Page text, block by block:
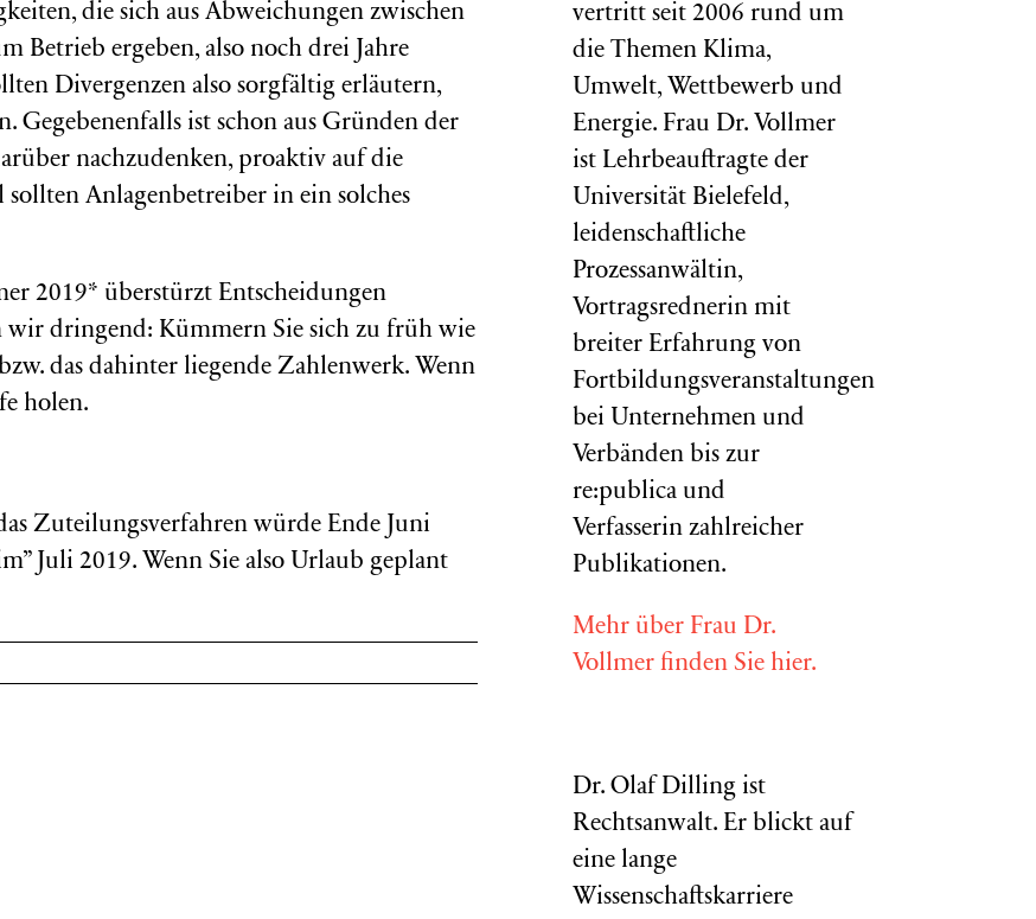
die sich aus Abweichungen zwischen
ergeben, also noch drei Jahre
Divergenzen also sorgfältig erläutern,
Gegebenenfalls ist schon aus Gründen der
nachzudenken, proaktiv auf die
Anlagenbetreiber in ein solches
2019* überstürzt Entscheidungen
wir dringend: Kümmern Sie sich zu früh wie
das dahinter liegende Zahlenwerk. Wenn
holen.
Zuteilungsverfahren würde Ende Juni
Juli 2019. Wenn Sie also Urlaub geplant
vertritt seit 2006 rund um
die Themen Klima,
Umwelt, Wettbewerb und
Energie. Frau Dr. Vollmer
ist Lehrbeauftragte der
Universität Bielefeld,
leidenschaftliche
Prozessanwältin,
Vortragsrednerin mit
breiter Erfahrung von
Fortbildungsveranstaltungen
bei Unternehmen und
Verbänden bis zur
re:publica und
Verfasserin zahlreicher
Publikationen.
Mehr über Frau Dr.
Vollmer finden Sie hier.
Dr. Olaf Dilling ist
Rechtsanwalt. Er blickt auf
eine lange
Wissenschaftskarriere